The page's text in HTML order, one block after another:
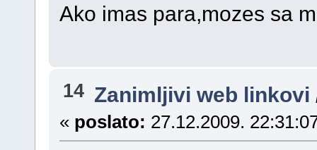
Ako imas para,mozes sa
14 Zanimljivi web linkovi
« poslato: 27.12.2009.